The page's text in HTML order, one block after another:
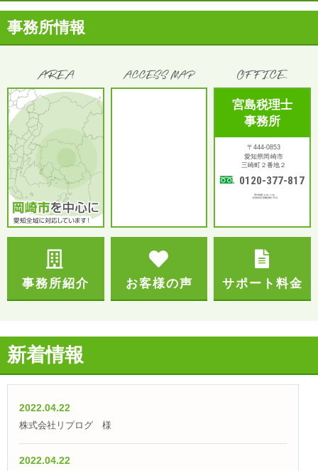
事務所情報
事務所紹介 お客様の声
宮島税理士
事務所
〒444-0853
愛知県岡崎市
三崎町２番地２
0120-377-817
受付時間：9:00～17:00
土日祝対応可(電話受付 平日)
サポート料金
新着情報
2022.04.22
株式会社リプログ 様
2022.04.22